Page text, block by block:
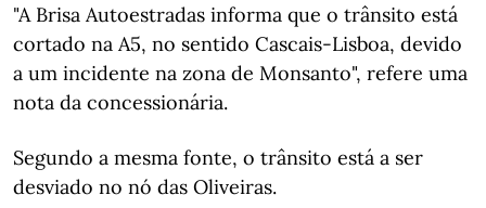
"A Brisa Autoestradas informa que o trânsito está
cortado na A5, no sentido Cascais-Lisboa, devido
a um incidente na zona de Monsanto", refere uma
nota da concessionária.
Segundo a mesma fonte, o trânsito está a ser
desviado no nó das Oliveiras.